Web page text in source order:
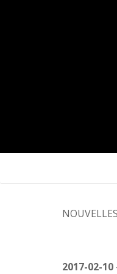
NOUVELLES
2017-02-10